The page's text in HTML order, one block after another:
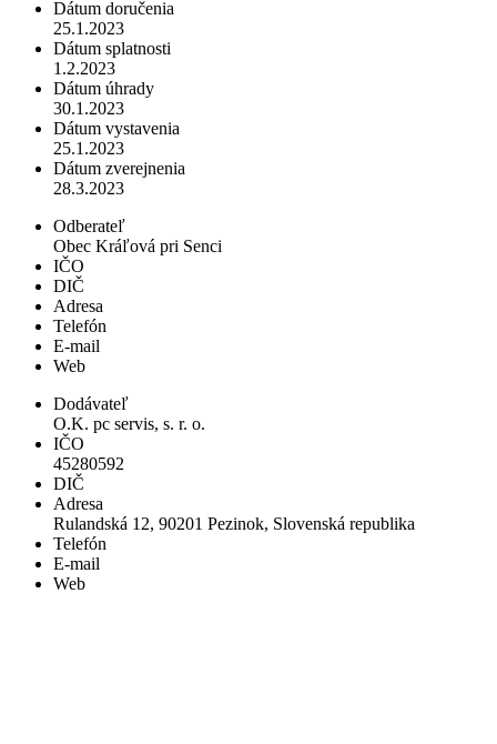
Dátum doručenia
25.1.2023
Dátum splatnosti
1.2.2023
Dátum úhrady
30.1.2023
Dátum vystavenia
25.1.2023
Dátum zverejnenia
28.3.2023
Odberateľ
Obec Kráľová pri Senci
IČO
DIČ
Adresa
Telefón
E-mail
Web
Dodávateľ
O.K. pc servis, s. r. o.
IČO
45280592
DIČ
Adresa
Rulandská 12, 90201 Pezinok, Slovenská republika
Telefón
E-mail
Web